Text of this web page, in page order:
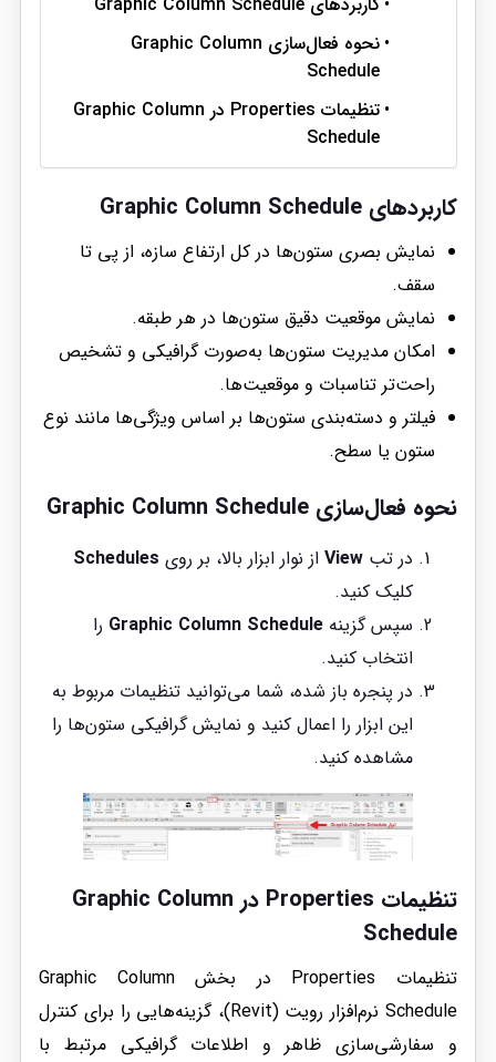
نحوه فعال‌سازی Graphic Column
Schedule
تنظیمات Properties در Graphic Column
Schedule
کاربردهایGraphic Column Schedule
نمایش بصری ستون‌ها در کل ارتفاع سازه، از پی تا
سقف.
نمایش موقعیت دقیق ستون‌ها در هر طبقه.
امکان مدیریت ستون‌ها به‌صورت گرافیکی و تشخیص
راحت‌تر تناسبات و موقعیت‌ها.
فیلتر و دسته‌بندی ستون‌ها بر اساس ویژگی‌ها مانند نوع
ستون یا سطح.
نحوه فعال‌سازیGraphic Column Schedule
در تبView از نوار ابزار بالا، بر روی Schedules
کلیک کنید.
سپس گزینهGraphic Column Schedule را
انتخاب کنید.
در پنجره باز شده، شما می‌توانید تنظیمات مربوط به
این ابزار را اعمال کنید و نمایش گرافیکی ستون‌ها را
مشاهده کنید.
تنظیمات Properties در
Graphic Column
Schedule
تنظیمات Properties در بخش Graphic Column
Schedule نرم‌افزار رویت (Revit)، گزینه‌هایی را برای کنترل
و سفارشی‌سازی ظاهر و اطلاعات گرافیکی مرتبط با